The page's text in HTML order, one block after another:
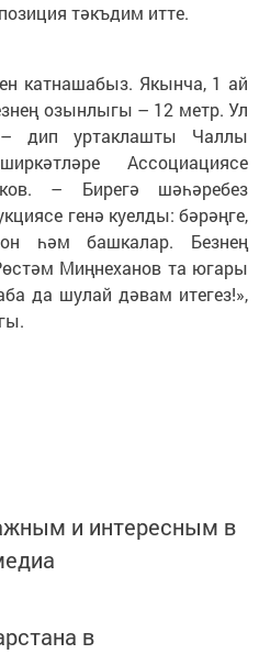
тәкъдим итте.
катнашабыз. Якынча, 1 ай
озынлыгы – 12 метр. Ул
дип уртаклашты Чаллы
Ассоциациясе
– Бирегә шәһәребез
генә куелды: бәрәңге,
һәм башкалар. Безнең
Миңнеханов та югары
да шулай дәвам итегез!»,
и интересным в
в